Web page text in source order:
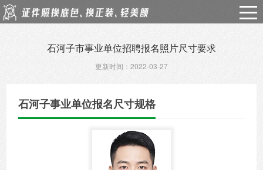
石河子市事业单位招聘报名照片尺寸要求
更新时间：2022-03-27
石河子事业单位报名尺寸规格